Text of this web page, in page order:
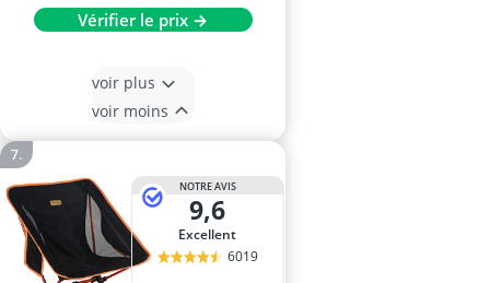
Vérifier le prix →
voir plus
voir moins
NOTRE AVIS
9,6
Excellent
6019